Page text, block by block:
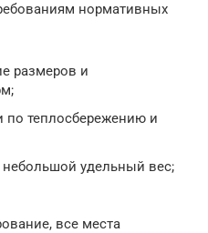
нормативных
размеров и
по теплосбережению и
удельный вес;
все места